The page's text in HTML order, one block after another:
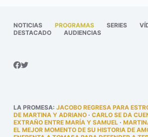
NOTICIAS PROGRAMAS SERIES
DESTACADO
AUDIENCIAS
LA PROMESA: JACOBO REGRESA PARA
DE MARTINA Y ADRIANO· CARLO SE DA
EXTRAÑO ENTRE MARÍA Y SAMUEL·
EL MEJOR MOMENTO DE SU HISTORIA DE